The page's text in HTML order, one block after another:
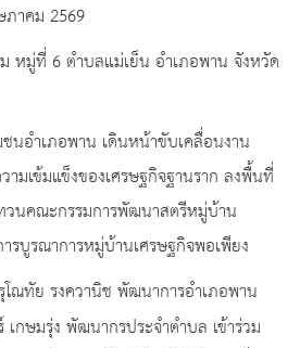
าคม 2569
หมู่ที่ 6 ตำบลแม่เย็น อำเภอพาน จังหวัด
นอำเภอพาน เดินหน้าขับเคลื่อนงาน
มเข้มแข็งของเศรษฐกิจฐานราก ลงพื้นที่
นคณะกรรมการพัฒนาสตรีหมู่บ้าน
รบูรณาการหมู่บ้านเศรษฐกิจพอเพียง
โณทัย รงควานิช พัฒนาการอำเภอพาน
กษมรุ่ง พัฒนากรประจำตำบล เข้าร่วม